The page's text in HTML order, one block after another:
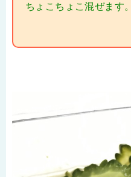
ちょこちょこ混ぜます。